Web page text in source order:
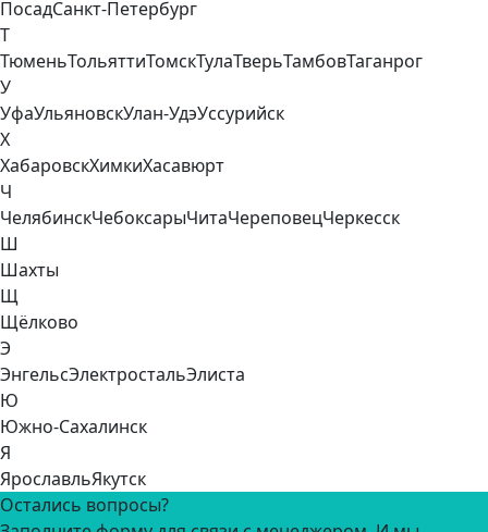
ПосадСанкт-Петербург
Т
ТюменьТольяттиТомскТулаТверьТамбовТаганрог
У
УфаУльяновскУлан-УдэУссурийск
Х
ХабаровскХимкиХасавюрт
Ч
ЧелябинскЧебоксарыЧитаЧереповецЧеркесск
Ш
Шахты
Щ
Щёлково
Э
ЭнгельсЭлектростальЭлиста
Ю
Южно-Сахалинск
Я
ЯрославльЯкутск
Остались вопросы?